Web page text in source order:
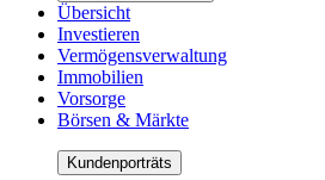
Übersicht
Investieren
Vermögensverwaltung
Immobilien
Vorsorge
Börsen & Märkte
Kundenporträts